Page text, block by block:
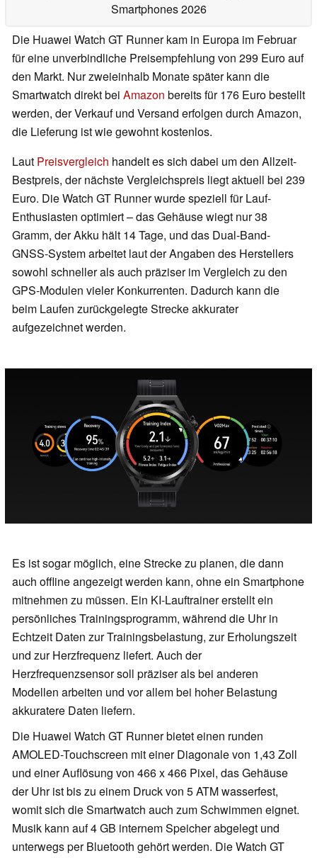
Smartphones 2026
Die Huawei Watch GT Runner kam in Europa im Februar
für eine unverbindliche Preisempfehlung von 299 Euro auf
den Markt. Nur zweieinhalb Monate später kann die
Smartwatch direkt bei Amazon bereits für 176 Euro bestellt
werden, der Verkauf und Versand erfolgen durch Amazon,
die Lieferung ist wie gewohnt kostenlos.
Laut Preisvergleich handelt es sich dabei um den Allzeit-
Bestpreis, der nächste Vergleichspreis liegt aktuell bei 239
Euro. Die Watch GT Runner wurde speziell für Lauf-
Enthusiasten optimiert – das Gehäuse wiegt nur 38
Gramm, der Akku hält 14 Tage, und das Dual-Band-
GNSS-System arbeitet laut der Angaben des Herstellers
sowohl schneller als auch präziser im Vergleich zu den
GPS-Modulen vieler Konkurrenten. Dadurch kann die
beim Laufen zurückgelegte Strecke akkurater
aufgezeichnet werden.
Es ist sogar möglich, eine Strecke zu planen, die dann
auch offline angezeigt werden kann, ohne ein Smartphone
mitnehmen zu müssen. Ein KI-Lauftrainer erstellt ein
persönliches Trainingsprogramm, während die Uhr in
Echtzeit Daten zur Trainingsbelastung, zur Erholungszeit
und zur Herzfrequenz liefert. Auch der
Herzfrequenzsensor soll präziser als bei anderen
Modellen arbeiten und vor allem bei hoher Belastung
akkuratere Daten liefern.
Die Huawei Watch GT Runner bietet einen runden
AMOLED-Touchscreen mit einer Diagonale von 1,43 Zoll
und einer Auflösung von 466 x 466 Pixel, das Gehäuse
der Uhr ist bis zu einem Druck von 5 ATM wasserfest,
womit sich die Smartwatch auch zum Schwimmen eignet.
Musik kann auf 4 GB internem Speicher abgelegt und
unterwegs per Bluetooth gehört werden. Die Watch GT